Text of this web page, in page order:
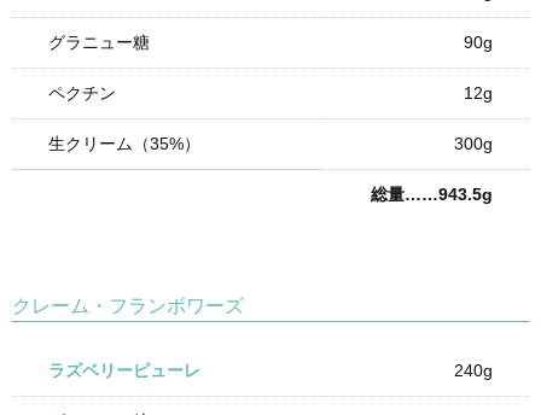
グラニュー糖 90g
ペクチン 12g
生クリーム（35%） 300g
総量……943.5g
クレーム・フランボワーズ
ラズベリーピューレ 240g